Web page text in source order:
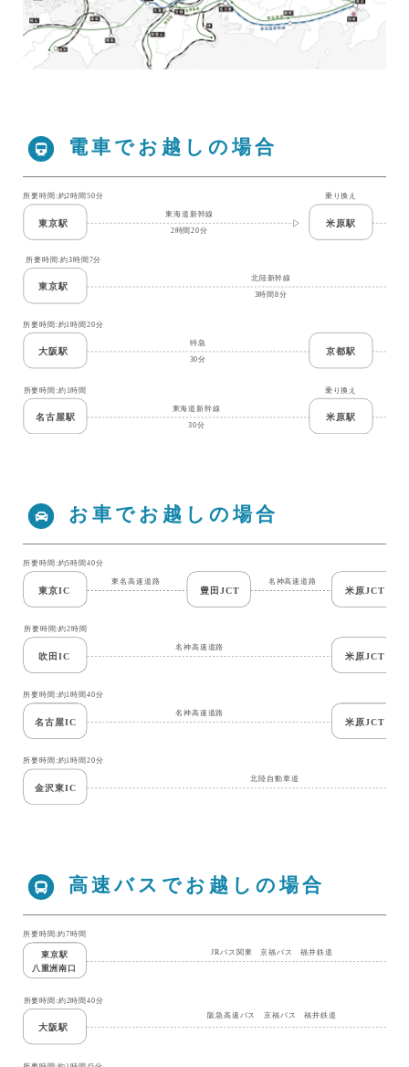
電車でお越しの場合
お車でお越しの場合
高速バスでお越しの場合